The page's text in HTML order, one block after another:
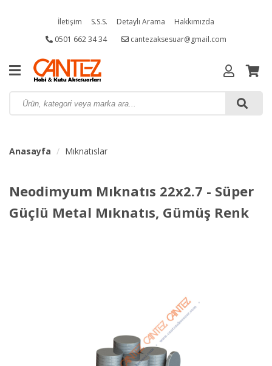
İletişim S.S.S. Detaylı Arama
Hakkımızda
0501 662 34 34
cantezaksesuar@gmail.com
Anasayfa Mıknatıslar
Neodimyum Mıknatıs 22x2.7 - Süper
Güçlü Metal Mıknatıs, Gümüş Renk